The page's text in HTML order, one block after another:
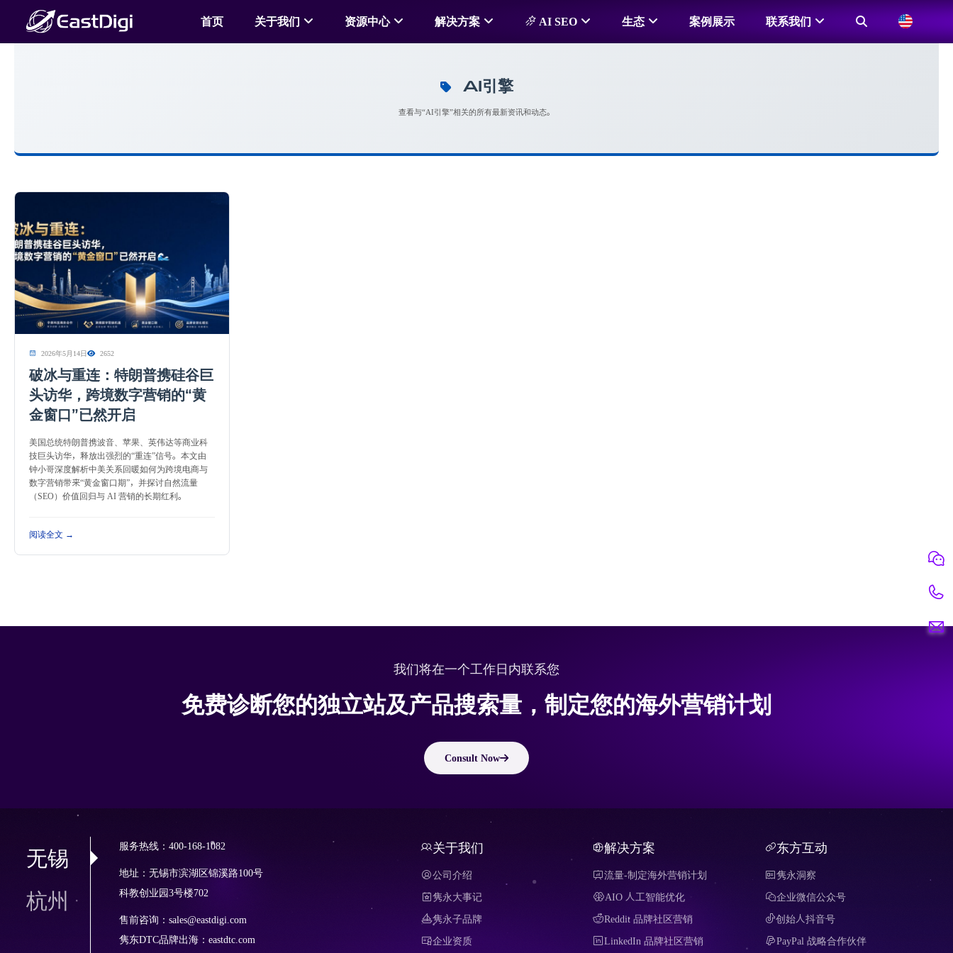
首页 关于我们 资源中心 解决方案 AI SEO 生态 案例展示 联系我们
AI引擎
查看与“AI引擎”相关的所有最新资讯和动态。
2026年5月14日 2652
破冰与重连：特朗普携硅谷巨
头访华，跨境数字营销的“黄
金窗口”已然开启
美国总统特朗普携波音、苹果、英伟达等商业科
技巨头访华，释放出强烈的“重连”信号。本文由
钟小哥深度解析中美关系回暖如何为跨境电商与
数字营销带来“黄金窗口期”，并探讨自然流量
（SEO）价值回归与 AI 营销的长期红利。
阅读全文 →
我们将在一个工作日内联系您
免费诊断您的独立站及产品搜索量，制定您的海外营销计划
Consult Now
无锡
杭州
服务热线：400-168-1082
地址：无锡市滨湖区锦溪路100号
科教创业园3号楼702
售前咨询：sales@eastdigi.com
隽东DTC品牌出海： eastdtc.com
关于我们
公司介绍
隽永大事记
隽永子品牌
企业资质
解决方案
流量-制定海外营销计划
AIO 人工智能优化
Reddit 品牌社区营销
LinkedIn 品牌社区营销
东方互动
隽永洞察
企业微信公众号
创始人抖音号
PayPal 战略合作伙伴